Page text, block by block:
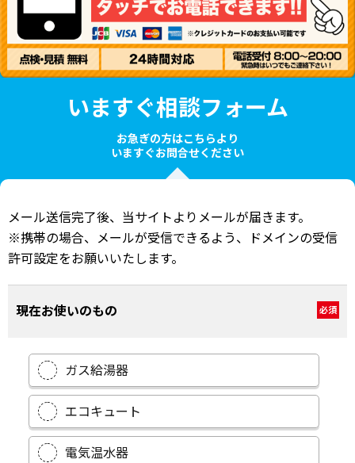
いますぐ相談フォーム
お急ぎの方はこちらより
いますぐお問合せください
メール送信完了後、当サイトよりメールが届きます。
※携帯の場合、メールが受信できるよう、ドメインの受信
許可設定をお願いいたします。
現在お使いのもの 必須
ガス給湯器
エコキュート
電気温水器